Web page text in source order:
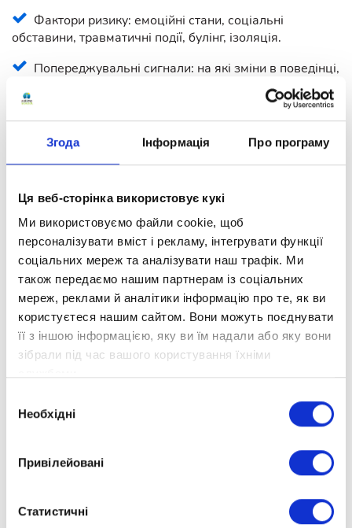
Згода Інформація Про програму
Ця веб-сторінка використовує кукі
Ми використовуємо файли cookie, щоб
персоналізувати вміст і рекламу, інтегрувати функції
соціальних мереж та аналізувати наш трафік. Ми
також передаємо нашим партнерам із соціальних
мереж, реклами й аналітики інформацію про те, як ви
користуєтеся нашим сайтом. Вони можуть поєднувати
її з іншою інформацією, яку ви їм надали або яку вони
зібрали під час вашого користування їхніми
згоди
Необхідні
Привілейовані
Статистичні
Фактори ризику: емоційні стани, соціальні
обставини, травматичні події, булінг, ізоляція.
Попереджувальні сигнали: на які зміни в поведінці,
словах і настрої дитини варто звернути увагу.
Як правильно реагувати дорослим: що говорити, як
ставити запитання, як підтримати й не нашкодити.
Що робити, якщо є підозра або ризик: алгоритм дій,
довіри, де дитина не боїться говорити про складне.
Під час вебінару кожен учасник зможе поставити
запитання та отримати відповідь від фахівчині.
Долучайтеся до нас
03.02.2026.
Початок о 19:00.
Переглянути її та інші події ви можете на нашому
https://www.youtube.com/@optimaschool
Долучайтеся до нас: